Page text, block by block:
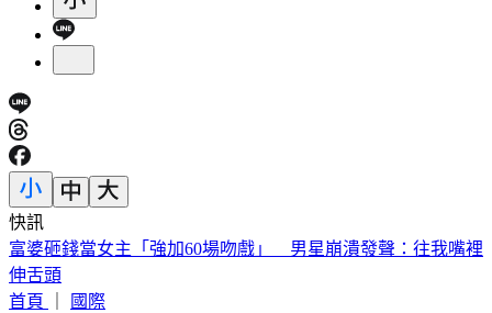
快訊
喉嚨痛如刀割！一票人狂咳3週「新冠、流感全陰」 醫曝：
這次病毒很毒
首頁
國際